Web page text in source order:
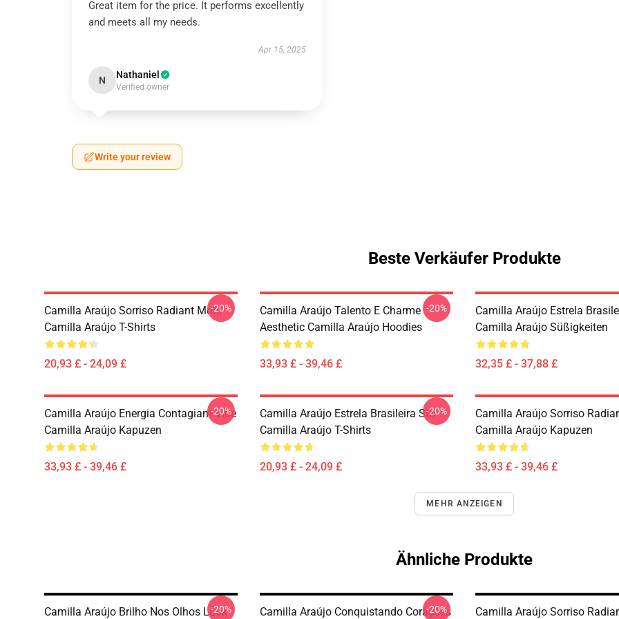
Great item for the price. It performs excellently
and meets all my needs.
Apr 15, 2025
N Nathaniel
Verified owner
Write your review
Beste Verkäufer Produkte
Camilla Araújo Sorriso Radiant Motif
Camilla Araújo T-Shirts
20,93 £ - 24,09 £
-20%
Camilla Araújo Talento E Charme
Aesthetic Camilla Araújo Hoodies
33,93 £ - 39,46 £
-20%
Camilla Araújo Estrela
Camilla Araújo Süßigkeiten
32,35 £ - 37,88 £
Camilla Araújo Energia Contagiant Vibe
Camilla Araújo Kapuzen
33,93 £ - 39,46 £
-20%
Camilla Araújo Estrela Brasileira Stil
Camilla Araújo T-Shirts
20,93 £ - 24,09 £
-20%
Camilla Araújo Sorriso
Camilla Araújo Kapuzen
33,93 £ - 39,46 £
MEHR ANZEIGEN
Ähnliche Produkte
Camilla Araújo Brilho Nos Olhos Look
-20%
Camilla Araújo Conquistando Corações
-20%
Camilla Araújo Sorriso